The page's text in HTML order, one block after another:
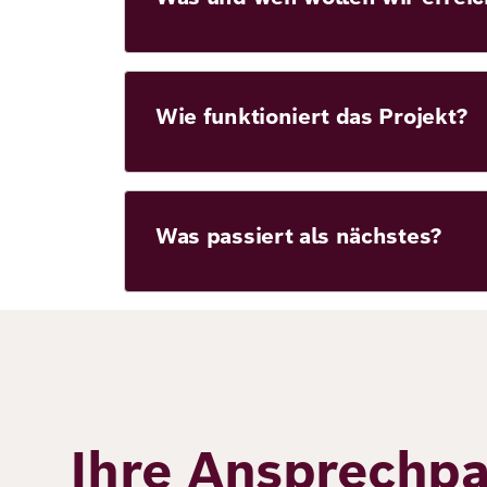
Wie funktioniert das Projekt?
Was passiert als nächstes?
Ihre